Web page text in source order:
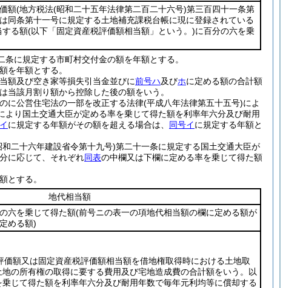
額(地方税法(昭和二十五年法律第二百二十六号)第三百四十一条第
同条第十一号に規定する土地補充課税台帳に現に登録されている
する額(以下「固定資産税評価額相当額」という。)に百分の六を乗
条に規定する市町村交付金の額を年額とする。
を年額とする。
額及び空き家等損失引当金並びに前号ハ及びホに定める額の合計額
該月割り額から控除した後の額をいう。
に公営住宅法の一部を改正する法律(平成八年法律第五十五号)によ
より国土交通大臣が定める率を乗じて得た額を利率年六分及び耐用
に規定する年額がその額を超える場合は、 同号イに規定する年額と
和二十六年建設省令第十九号)第二十一条に規定する国土交通大臣が
に応じて、それぞれ同表の中欄又は下欄に定める率を乗じて得た額
とする。
地代相当額
六を乗じて得た額(前号ニの表一の項地代相当額の欄に定める額が
める額)
額又は固定資産税評価額相当額を借地権取得時における土地取
の所有権の取得に要する費用及び宅地造成費の合計額をいう。以
じて得た額を利率年六分及び耐用年数で毎年元利均等に償却する